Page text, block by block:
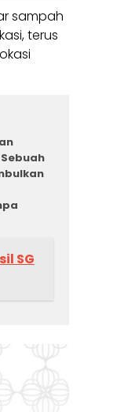
sampah
terus
SG